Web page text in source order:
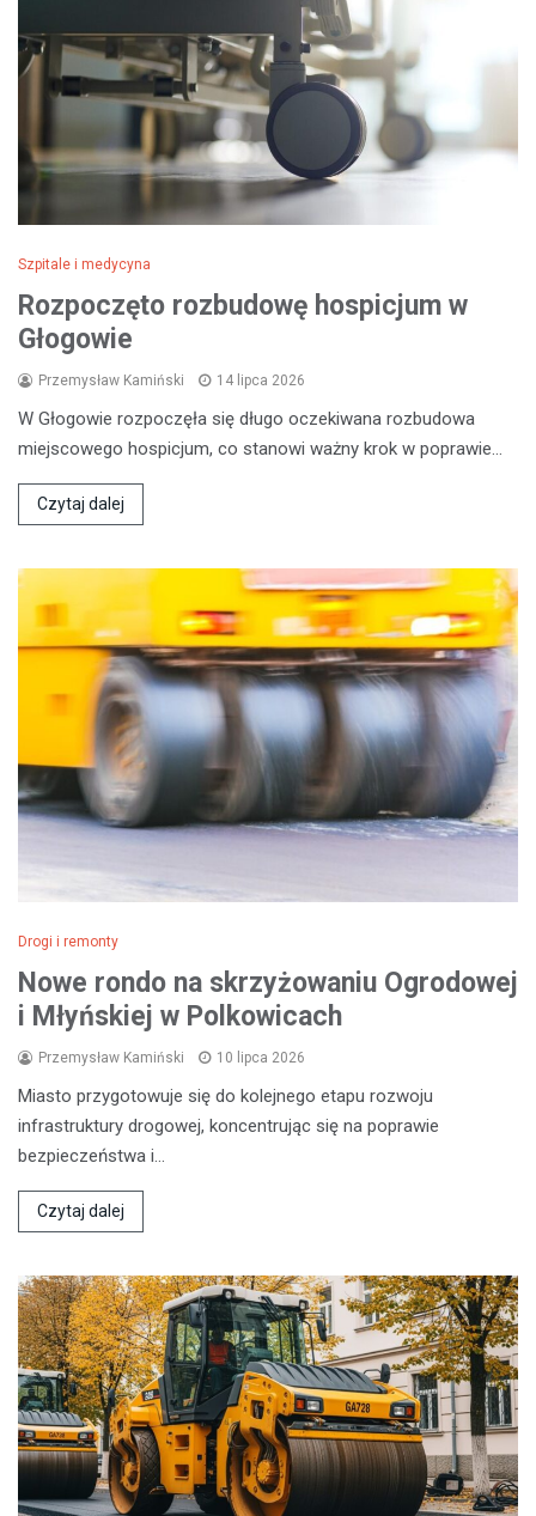
Szpitale i medycyna
Rozpoczęto rozbudowę hospicjum w
Głogowie
Przemysław Kamiński 14 lipca 2026
W Głogowie rozpoczęła się długo oczekiwana rozbudowa
miejscowego hospicjum, co stanowi ważny krok w poprawie…
Czytaj dalej
Drogi i remonty
Nowe rondo na skrzyżowaniu Ogrodowej
i Młyńskiej w Polkowicach
Przemysław Kamiński 10 lipca 2026
Miasto przygotowuje się do kolejnego etapu rozwoju
infrastruktury drogowej, koncentrując się na poprawie
bezpieczeństwa i…
Czytaj dalej